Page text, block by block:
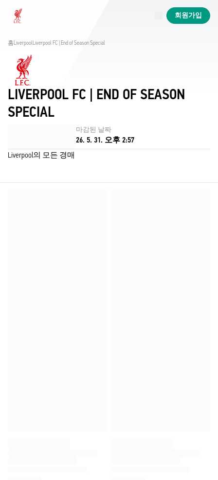
Now live
회원가입
홈LiverpoolLiverpool FC | End of Season Special
LIVERPOOL FC | END OF SEASON
SPECIAL
마감된 날짜
26. 5. 31. 오후 2:57
Liverpool의 모든 경매